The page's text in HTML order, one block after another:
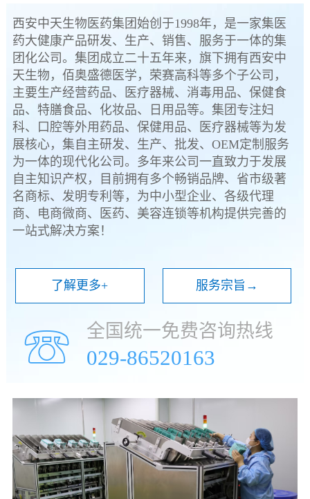
西安中天生物医药集团始创于1998年，是一家集医
药大健康产品研发、生产、销售、服务于一体的集
团化公司。集团成立二十五年来，旗下拥有西安中
天生物，佰奥盛德医学，荣赛高科等多个子公司，
主要生产经营药品、医疗器械、消毒用品、保健食
品、特膳食品、化妆品、日用品等。集团专注妇
科、口腔等外用药品、保健用品、医疗器械等为发
展核心，集自主研发、生产、批发、OEM定制服务
为一体的现代化公司。多年来公司一直致力于发展
自主知识产权，目前拥有多个畅销品牌、省市级著
名商标、发明专利等，为中小型企业、各级代理
商、电商微商、医药、美容连锁等机构提供完善的
一站式解决方案！
了解更多+ 服务宗旨→
☏ 全国统一免费咨询热线
029-86520163